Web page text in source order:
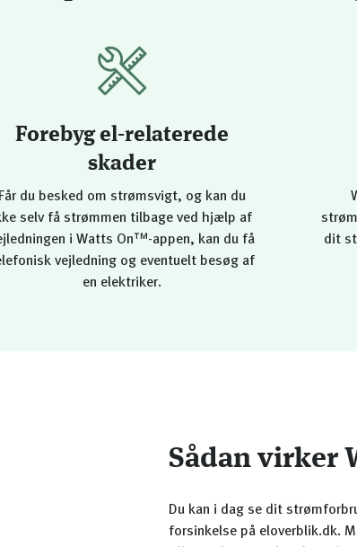
Forebyg el-relaterede
skader
Får du besked om strømsvigt, og kan du
selv få strømmen tilbage ved hjælp af
i Watts On™-appen, kan du få
vejledning og eventuelt besøg af
en elektriker.
dit
Sådan virker
Du kan i dag se dit
forsinkelse på eloverblik.dk.